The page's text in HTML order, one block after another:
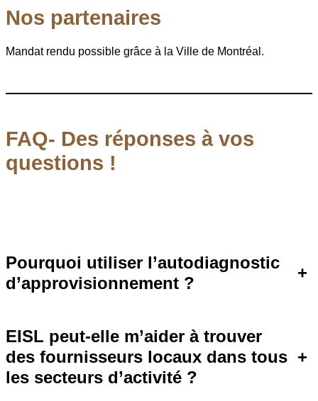
Nos partenaires
Mandat rendu possible grâce à la Ville de Montréal.
FAQ- Des réponses à vos
questions !
Pourquoi utiliser l’autodiagnostic
d’approvisionnement ?
+
EISL peut-elle m’aider à trouver
des fournisseurs locaux dans tous
les secteurs d’activité ?
+